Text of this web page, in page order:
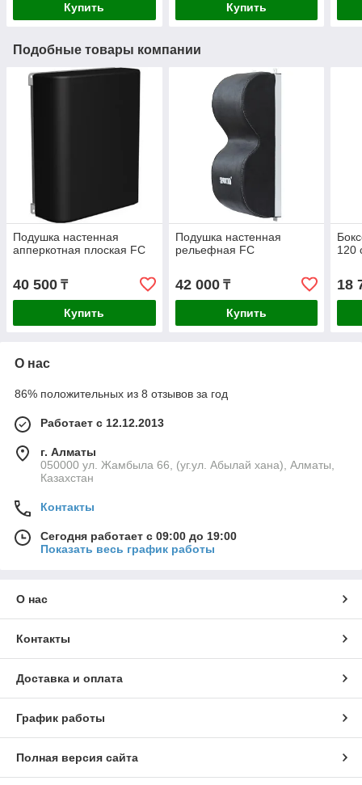
Купить Купить
Подобные товары компании
Подушка настенная
апперкотная плоская FC
40 500 ₸
Купить
Подушка настенная
рельефная FC
42 000₸
Купить
120
18
О нас
86% положительных из 8 отзывов за год
Работает с 12.12.2013
г. Алматы
050000 ул. Жамбыла 66, (уг.ул. Абылай хана), Алматы,
Казахстан
Контакты
Сегодня работает с 09:00 до 19:00
Показать весь график работы
О нас
Контакты
Доставка и оплата
График работы
Полная версия сайта